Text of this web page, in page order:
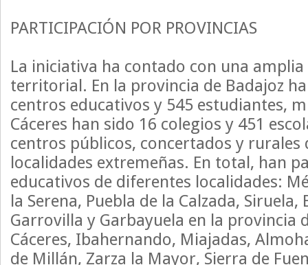
PARTICIPACIÓN POR PROVINCIAS
La iniciativa ha contado con una
territorial. En la provincia de Badajoz
centros educativos y 545 estudiantes,
Cáceres han sido 16 colegios y 451
centros públicos, concertados y rurales
localidades extremeñas. En total, han
educativos de diferentes localidades:
la Serena, Puebla de la Calzada, Siruela,
Garrovilla y Garbayuela en la provincia
Cáceres, Ibahernando, Miajadas,
de Millán, Zarza la Mayor, Sierra de